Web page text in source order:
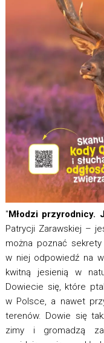
"Młodzi przyrodnicy.
Patrycji Zarawskiej –
można poznać
w niej odpowiedź na
kwitną jesienią w
Dowiecie się, które
w Polsce, a nawet
terenów. Dowie się
zimy i gromadzą